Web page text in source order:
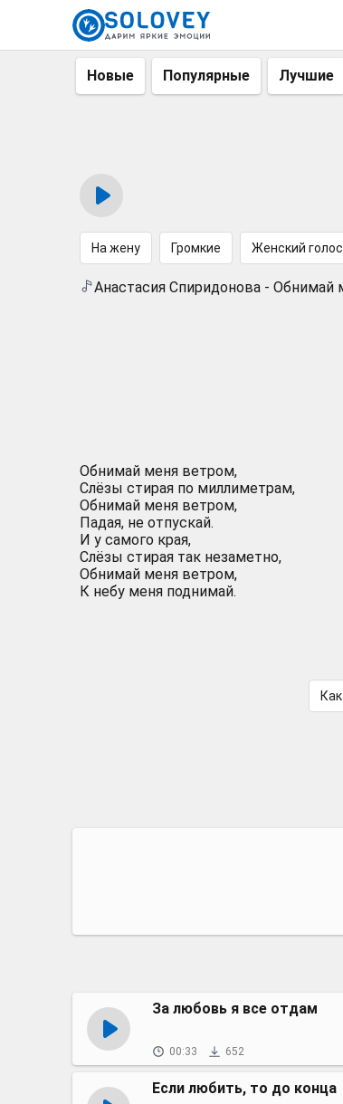
Новые Популярные Лучшие
На жену Громкие Женский голос
Анастасия Спиридонова - Обнимай
Обнимай меня ветром,
Слёзы стирая по миллиметрам,
Обнимай меня ветром,
Падая, не отпускай.
И у самого края,
Слёзы стирая так незаметно,
Обнимай меня ветром,
К небу меня поднимай.
За любовь я все отдам
00:33 652
Если любить, то до конца